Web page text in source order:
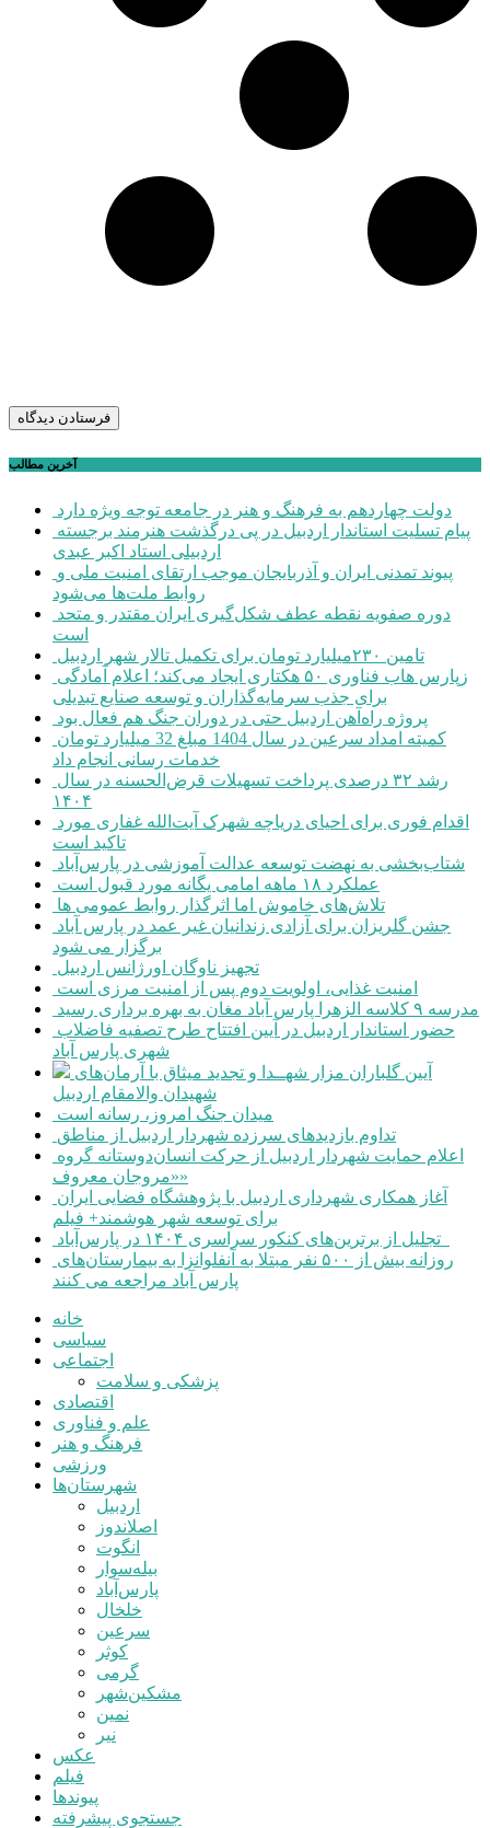
آخرین مطالب
دولت چهاردهم به فرهنگ و هنر در جامعه توجه ویژه دارد
اردبیلی استاد اکبر عبدی
روابط ملت‌ها می‌شود
است
تامین ۲۳۰میلیارد تومان برای تکمیل تالار شهر اردبیل
برای جذب سرمایه‌گذاران و توسعه صنایع تبدیلی
پروژه راه‌آهن اردبیل حتی در دوران جنگ هم فعال بود
خدمات رسانی انجام داد
۱۴۰۴
تاکید است
شتاب‌بخشی به نهضت توسعه عدالت آموزشی در پارس‌آباد
عملکرد ۱۸ ماهه امامی یگانه مورد قبول است
تلاش‌های خاموش اما اثرگذار روابط عمومی ها
برگزار می شود
تجهیز ناوگان اورژانس اردبیل
امنیت غذایی، اولویت دوم پس از امنیت مرزی است
مدرسه ۹ کلاسه الزهرا پارس آباد مغان به بهره برداری رسید
شهری پارس آباد
شهیدان والامقام اردبیل
میدان جنگ امروز، رسانه است
تداوم بازدیدهای سرزده شهردار اردبیل از مناطق
«مروجان معروف»
برای توسعه شهر هوشمند+ فیلم
پارس آباد مراجعه می کنند
خانه
سیاسی
اجتماعی
پزشکی و سلامت
اقتصادی
علم و فناوری
فرهنگ و هنر
ورزشی
شهرستان‌ها
اردبیل
اصلاندوز
انگوت
بیله‌سوار
پارس‌آباد
خلخال
سرعین
کوثر
گرمی
مشکین‌شهر
نمین
نیر
عکس
فیلم
پیوندها
جستجوی پیشرفته